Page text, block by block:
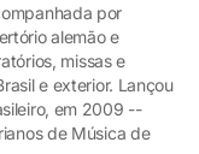
por
alemão e
missas e
e exterior. Lançou
em 2009 --
de Música de